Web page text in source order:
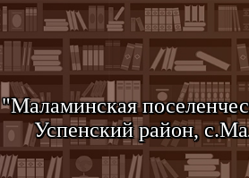
Успенский район,